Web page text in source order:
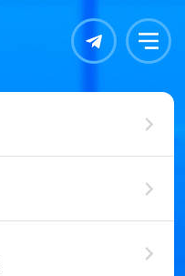
Контакты Меню